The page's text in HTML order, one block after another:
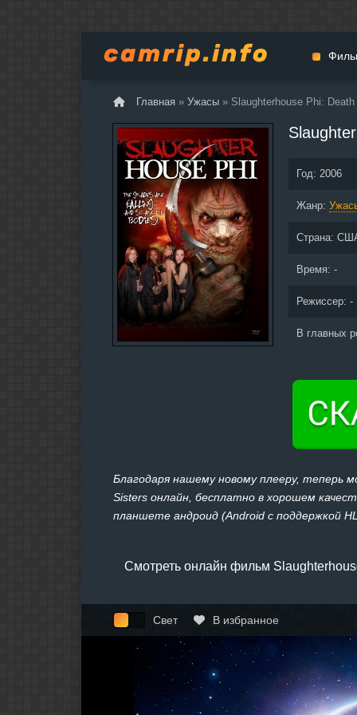
Главная » Ужасы » Slaughterhouse Phi:
Год: 2006
Жанр:
Страна:
Время: -
Режиссер: -
В главных
Благодаря нашему новому плееру, теперь
Sisters онлайн, бесплатно в хорошем
планшете андроид (Android с поддержкой
Смотреть онлайн фильм
Свет В избранное
Вестерн
Драма